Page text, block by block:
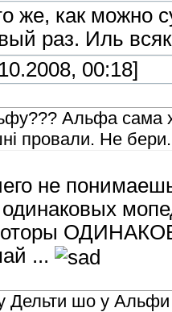
же, как можно
раз. Иль
00:18]
Альфа сама
провали. Не
не
...
Дельти шо у